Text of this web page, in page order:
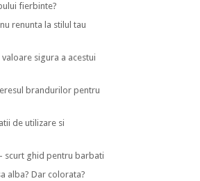
fierbinte?
renunta la stilul tau
sigura a acestui
brandurilor pentru
de utilizare si
scurt ghid pentru barbati
alba? Dar colorata?